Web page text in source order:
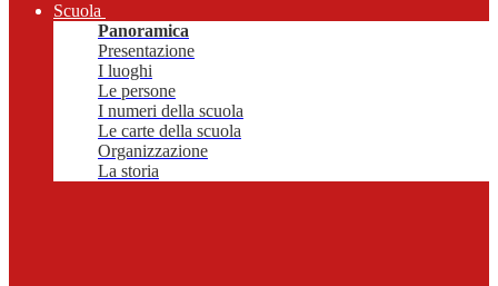
Scuola
Panoramica
Presentazione
I luoghi
Le persone
I numeri della scuola
Le carte della scuola
Organizzazione
La storia